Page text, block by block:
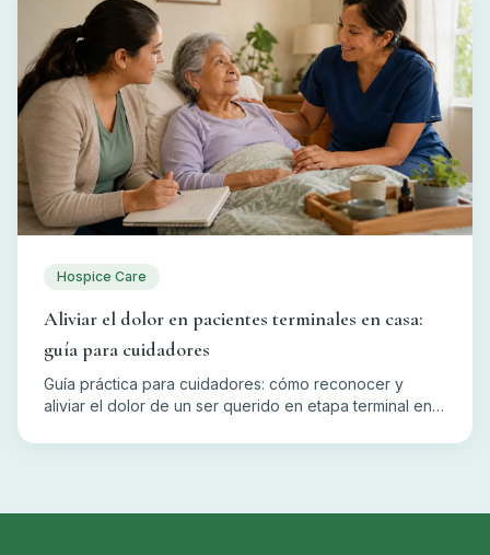
Hospice Care
Aliviar el dolor en pacientes terminales en casa:
guía para cuidadores
Guía práctica para cuidadores: cómo reconocer y
aliviar el dolor de un ser querido en etapa terminal en